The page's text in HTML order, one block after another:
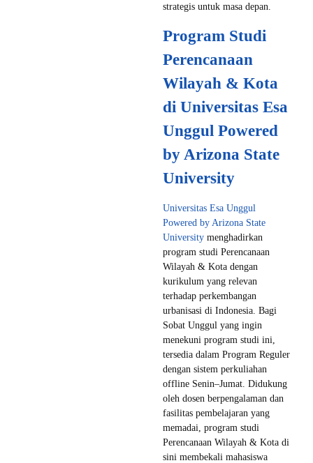
strategis untuk masa depan.
Program Studi
Perencanaan
Wilayah & Kota
di Universitas Esa
Unggul Powered
by Arizona State
University
Universitas Esa Unggul
Powered by Arizona State
University menghadirkan
program studi Perencanaan
Wilayah & Kota dengan
kurikulum yang relevan
terhadap perkembangan
urbanisasi di Indonesia. Bagi
Sobat Unggul yang ingin
menekuni program studi ini,
tersedia dalam Program Reguler
dengan sistem perkuliahan
offline Senin–Jumat. Didukung
oleh dosen berpengalaman dan
fasilitas pembelajaran yang
memadai, program studi
Perencanaan Wilayah & Kota di
sini membekali mahasiswa